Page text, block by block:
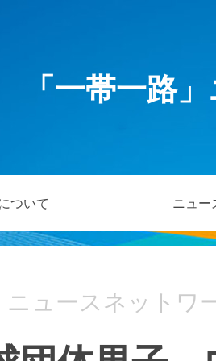
「一帯一路
ついて ニュー
ニュースネットワ